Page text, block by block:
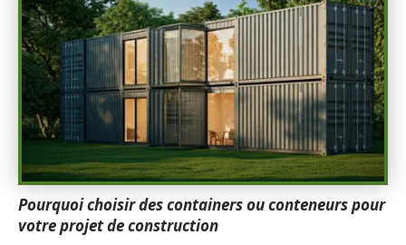
Pourquoi choisir des containers ou conteneurs pour
votre projet de construction